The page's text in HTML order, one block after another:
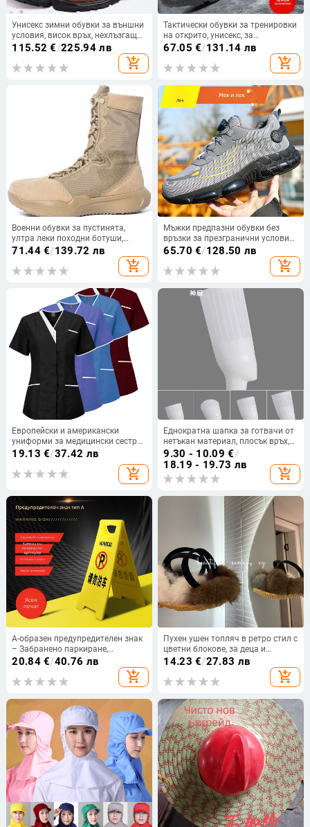
Унисекс зимни обувки за външни
условия, висок връх, нехлъзгаща
се дебела подметка, полиестерна
материя, изолирани за студено
време, подходящи за планински
115.52 €/225.94 лв
add_shopping_cart
Тактически обувки за тренировки
на открито, унисекс, за
възрастни, военен стил
67.05 €/131.14 лв
add_shopping_cart
Военни обувки за пустинята,
ултра леки походни ботуши,
микрофибър, унисекс за
възрастни, за други условия,
модел 2025
71.44€/139.72 лв
add_shopping_cart
Мъжки предпазни обувки без
връзки за презгранични условия,
лениво въртящи се предпазни
обувки с копчета, устойчиви на
износване обувки, леки
подметка
65.70 €/128.50 лв
add_shopping_cart
Европейски и американски
униформи за медицински сестри,
униформи за персонала в
санитария, дрехи за миене на
ръце, памучни дрехи за грижа за
ръкав, дропшипинг
19.13 €/37.42 лв
add_shopping_cart
Еднократна шапка за готвачи от
нетъкан материал, плосък връх,
монохромен принт, възможност
за лого
9.30 - 10.09 €/
18.19 - 19.73 лв
add_shopping_cart
A-образен предупредителен знак
– Забранено паркиране,
предупреждение за хлъзгав под
20.84€/40.76 лв
add_shopping_cart
Пухен ушен топляч в ретро стил с
цветни блокове, за деца и
възрастни
14.23 €/27.83 лв
add_shopping_cart